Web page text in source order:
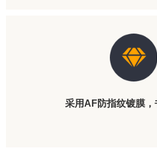
采用AF防指纹镀膜，